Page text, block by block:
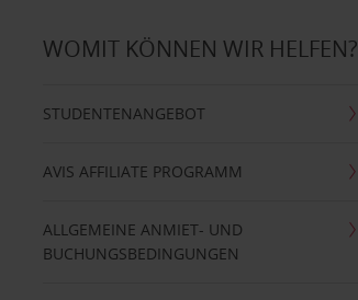
WOMIT KÖNNEN WIR HELFEN?
STUDENTENANGEBOT
AVIS AFFILIATE PROGRAMM
ALLGEMEINE ANMIET- UND
BUCHUNGSBEDINGUNGEN